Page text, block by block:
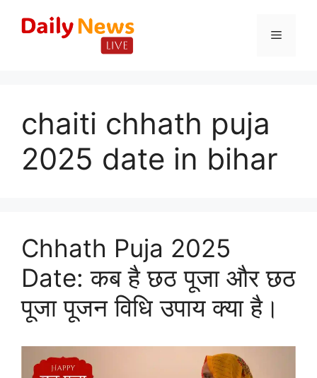
Menu
chaiti chhath puja
2025 date in bihar
Chhath Puja 2025
Date: कब है छठ पूजा और छठ
पूजा पूजन विधि उपाय क्या है।